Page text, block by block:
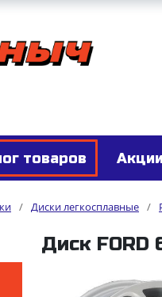
товаров
/ Диски легкосплавные /
Диск FORD